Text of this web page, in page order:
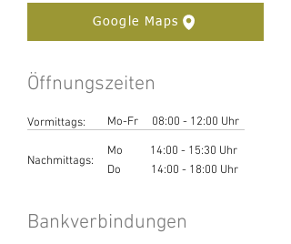
Google Maps
Öffnungszeiten
Do 14:00 - 18:00 Uhr
Mo 14:00 - 15:30 Uhr
Mo-Fr 08:00 - 12:00 Uhr
Nachmittags:
Vormittags:
Bankverbindungen